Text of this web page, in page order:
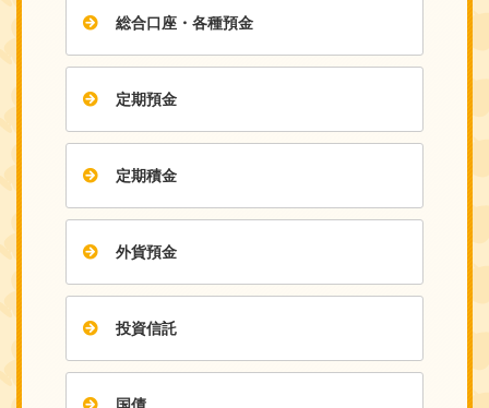
総合口座・各種預金
定期預金
定期積金
外貨預金
投資信託
国債